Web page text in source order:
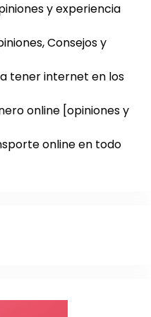
y experiencia
Consejos y
tener internet en los
online [opiniones y
online en todo